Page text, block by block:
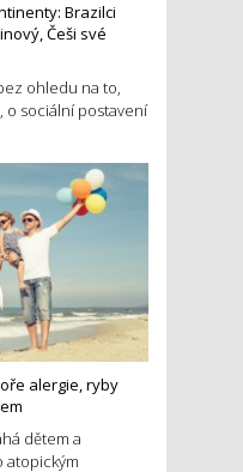
Brazilci
Češi své
ohledu na to,
o sociální postavení
alergie, ryby
dětem a
atopickým